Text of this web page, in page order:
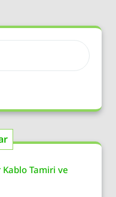
Tamiri ve